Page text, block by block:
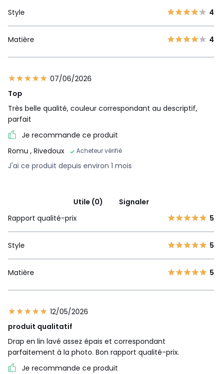
Style 4
Matière 4
07/06/2026
Top
Très belle qualité, couleur correspondant au descriptif,
parfait
Je recommande ce produit
Romu , Rivedoux Acheteur vérifié
J'ai ce produit depuis environ 1 mois
Utile (0)
Signaler
Rapport qualité-prix
5
Style 5
Matière 5
12/05/2026
produit qualitatif
Drap en lin lavé assez épais et correspondant
parfaitement à la photo. Bon rapport qualité-prix.
Je recommande ce produit